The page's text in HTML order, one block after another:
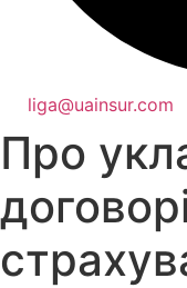
liga@uainsur.com
Про